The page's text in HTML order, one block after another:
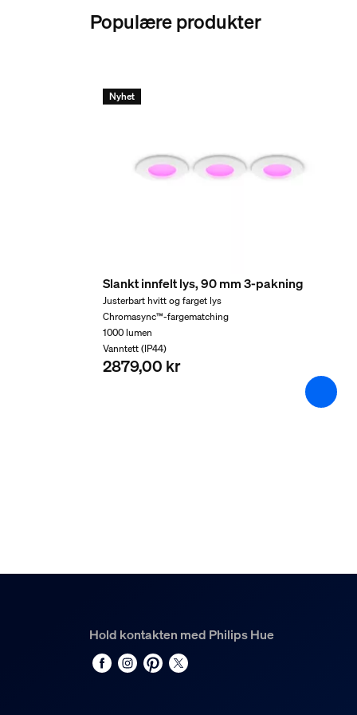
Populære produkter
Nyhet
Slankt innfelt lys, 90 mm 3-pakning
Justerbart hvitt og farget lys
Chromasync™-fargematching
1000 lumen
Vanntett (IP44)
2879,00 kr
Hold kontakten med Philips Hue